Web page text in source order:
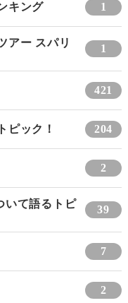
キング 1
アー スパリ
1
421
ピック！ 204
2
いて語るトピ
39
7
2